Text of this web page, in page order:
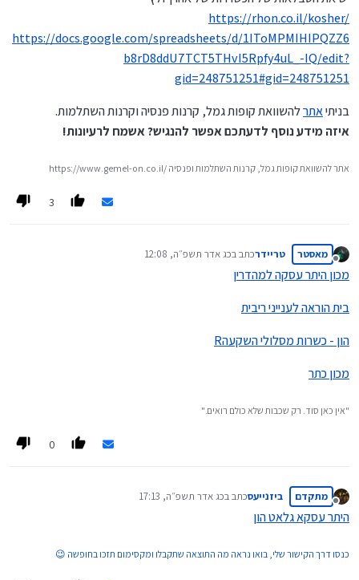
https://rhon.co.il/kosher/
https://docs.google.com/spreadsheets/d/1IToMPMIHIPQZZ6
b8rD8ddU7TCT5THvI5Rpfy4uL_-IQ/edit?
gid=248751251#gid=248751251
בניתיאתרלהשוואת קופות גמל, קרנות פנסיה וקרנות השתלמות.
איזה מידע נוסף לדעתכם אפשר להנגיש? אשמח לרעיונות!
https://www.gemel-on.co.il/ אתר להשוואת קופות גמל, קרנות השתלמות ופנסיה
3
מנותק
מאסטר טריידרכתב בכג אדר תשפ״ה, 12:08
נערך לאחרונה על ידי
מכון היתר עסקה למהדרין
בית הוראה לענייני ריבית
Rהון - כשרות מסלולי השקעה
מכון כתר
"אין כאן סוד. רק שכבות שלא כולם רואים."
0
מנותק
מתקדם ביזנייעסכתב בכג אדר תשפ״ה, 17:13
נערך לאחרונה על ידי
היתר עסקא גלאט הון
כנסו דרך הקישור שלי, בואו נראה מה התוצאה שתקבלו ומקסימום תזכו בחופשה 😉